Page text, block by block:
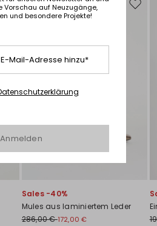
Auf die Wunschliste Auf
Sales -40%
Mules aus laminiertem Leder
286,00 €172,00 €
Vorschau auf Neuzugänge,
und besondere Projekte!
Mail-Adresse hinzu*
Anmelden